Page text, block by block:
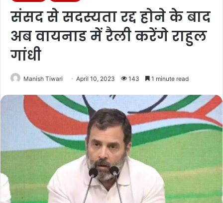
संसद से सदस्यता रद्द होने के बाद
अब वायनाड में रैली करेंगे राहुल
गांधी
Manish Tiwari April 10, 2023 143 1 minute read